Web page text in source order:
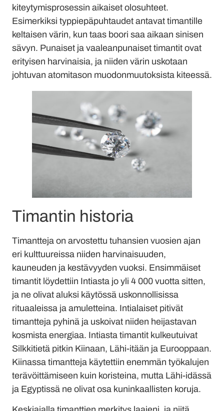
kiteytymisprosessin aikaiset olosuhteet.
Esimerkiksi typpiepäpuhtaudet antavat timantille
keltaisen värin, kun taas boori saa aikaan sinisen
sävyn. Punaiset ja vaaleanpunaiset timantit ovat
erityisen harvinaisia, ja niiden värin uskotaan
johtuvan atomitason muodonmuutoksista kiteessä.
Timantin historia
Timantteja on arvostettu tuhansien vuosien ajan
eri kulttuureissa niiden harvinaisuuden,
kauneuden ja kestävyyden vuoksi. Ensimmäiset
timantit löydettiin Intiasta jo yli 4 000 vuotta sitten,
ja ne olivat aluksi käytössä uskonnollisissa
rituaaleissa ja amuletteina. Intialaiset pitivät
timantteja pyhinä ja uskoivat niiden heijastavan
kosmista energiaa. Intiasta timantit kulkeutuivat
Silkkitietä pitkin Kiinaan, Lähi-itään ja Eurooppaan.
Kiinassa timantteja käytettiin enemmän työkalujen
terävöittämiseen kuin koristeina, mutta Lähi-idässä
ja Egyptissä ne olivat osa kuninkaallisten koruja.